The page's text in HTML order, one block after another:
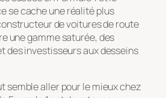
se cache une réalité plus
de voitures de route
une gamme saturée, des
des investisseurs aux desseins
semble aller pour le mieux chez